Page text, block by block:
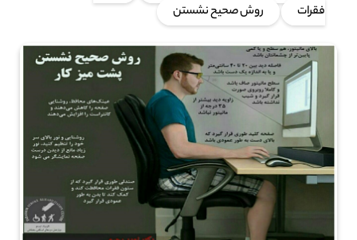
فقرات
روش صحیح نشستن